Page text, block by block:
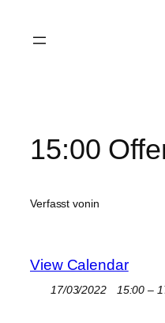
Inhalt
15:00
Verfasst vonin
View Calendar
17/03/2022 15:00 –